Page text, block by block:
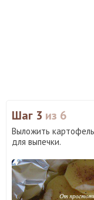
Шаг 3 из 6
Выложить
для выпечки.